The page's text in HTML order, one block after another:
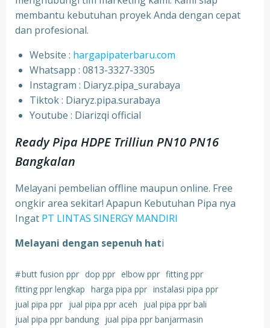
membantu kebutuhan proyek Anda dengan cepat
dan profesional.
Website : hargapipaterbaru.com
Whatsapp : 0813-3327-3305
⁠Instagram : Diaryz.pipa_surabaya
⁠Tiktok : Diaryz.pipa.surabaya
⁠Youtube : Diarizqi official
Ready Pipa HDPE Trilliun PN10 PN16
Bangkalan
Melayani pembelian offline maupun online. Free
ongkir area sekitar! Apapun Kebutuhan Pipa nya
Ingat PT LINTAS SINERGY MANDIRI
Melayani dengan sepenuh hati
#butt fusion ppr dop ppr elbow ppr fitting ppr
fitting ppr lengkap harga pipa ppr instalasi pipa ppr
jual pipa ppr jual pipa ppr aceh
jual pipa ppr bali
jual pipa ppr bandung jual pipa ppr banjarmasin